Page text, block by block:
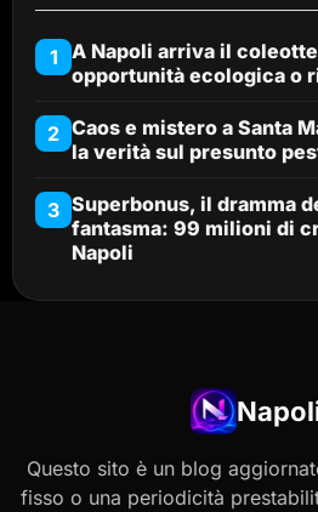
1 A Napoli arriva il
opportunità ecologica o
2 Caos e mistero a Santa
la verità sul presunto
3 Superbonus, il dramma
fantasma: 99 milioni di
Napoli
Questo sito è un blog
fisso o una periodicità